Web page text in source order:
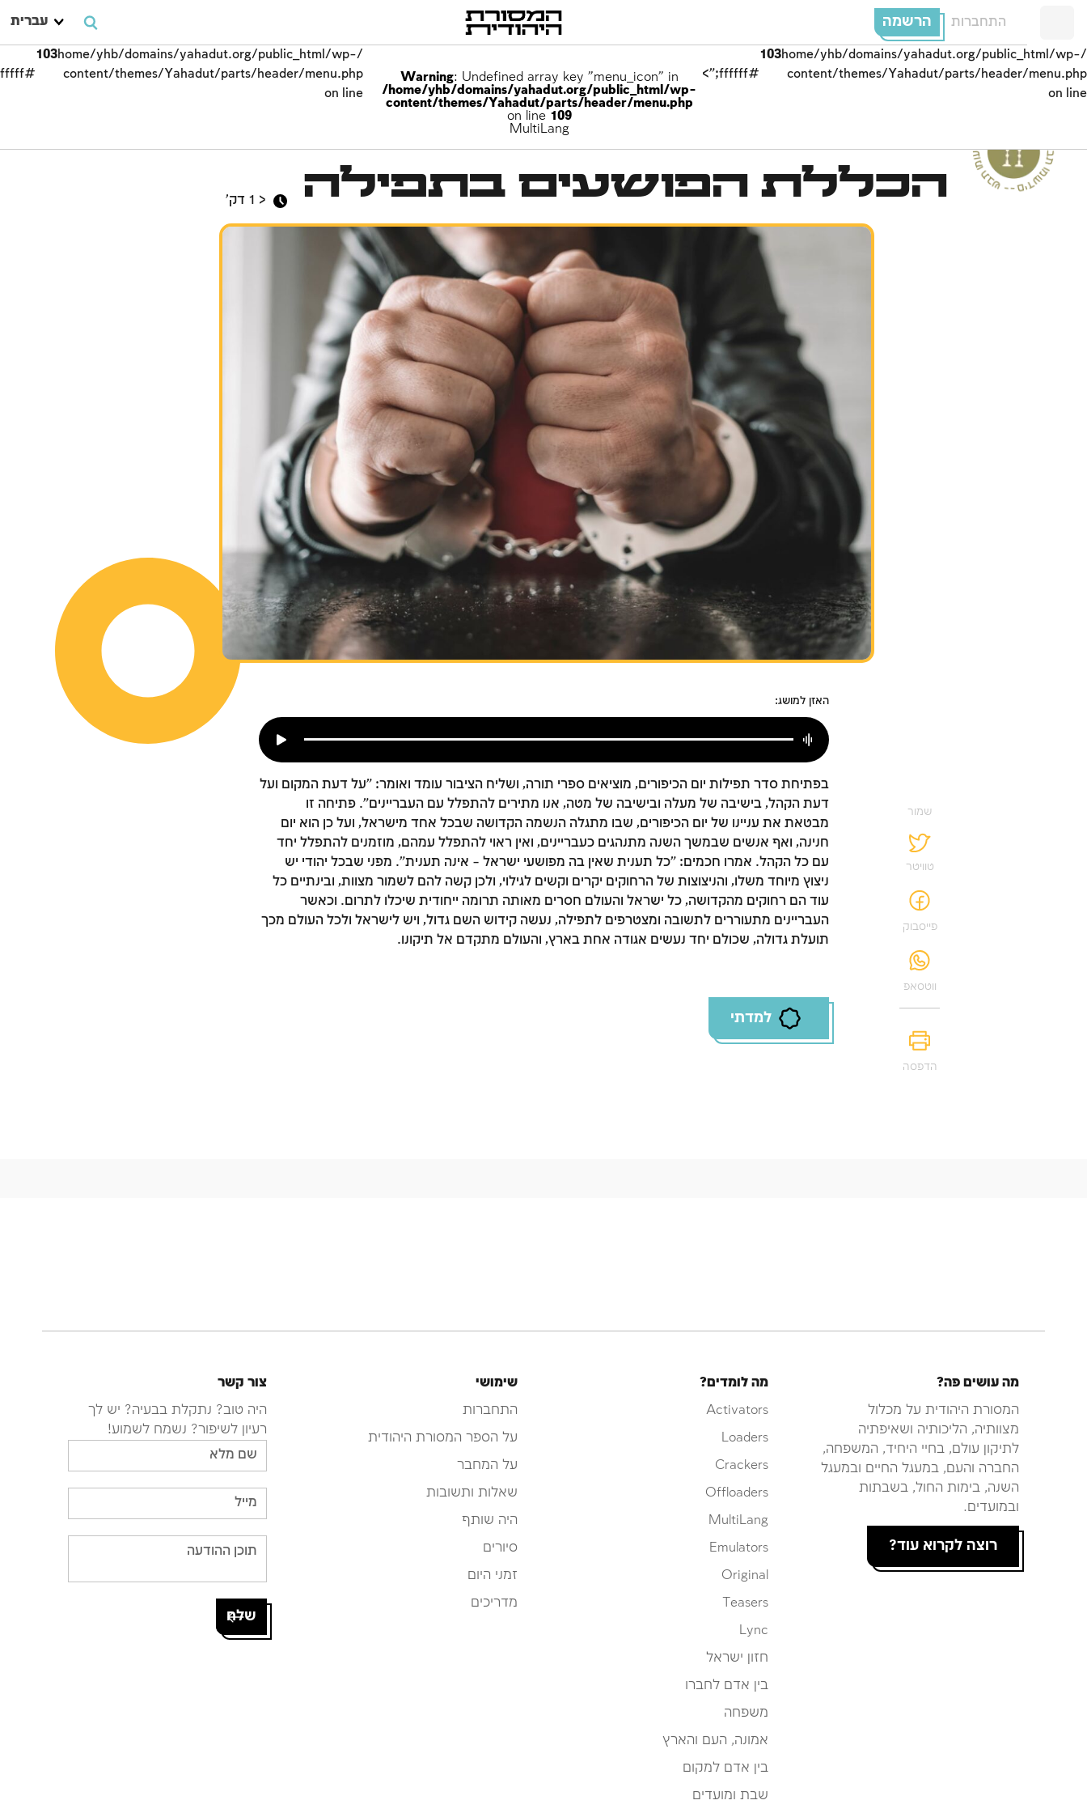
עברית הרשמה התחברות
/home/yhb/domains/yahadut.org/public_html/wp-
content/themes/Yahadut/parts/header/menu.php
on line
103
#ffffff;">
Warning: Undefined array key "menu_icon" in
/home/yhb/domains/yahadut.org/public_html/wp-
content/themes/Yahadut/parts/header/menu.php
on line 109
MultiLang
/home/yhb/domains/yahadut.org/public_html/wp-
content/themes/Yahadut/parts/header/menu.php
on line
103
#ffffff;">
--
ש
ב
ת
ו
מ
ו
ע
ד
י
ם
-
ש
בת ומוע
ד
י
ם
-
ש
ב
ת
ומ
וע
ד
ים הכללת הפושעים בתפילה < 1 דק'
האזן למושג:
שמור
טוויטר
פייסבוק
ווטסאפ
הדפסה
בפתיחת סדר תפילות יום הכיפורים, מוציאים ספרי תורה, ושליח הציבור עומד ואומר: "על דעת המקום ועל
דעת הקהל, בישיבה של מעלה ובישיבה של מטה, אנו מתירים להתפלל עם העבריינים". פתיחה זו
מבטאת את עניינו של יום הכיפורים, שבו מתגלה הנשמה הקדושה שבכל אחד מישראל, ועל כן הוא יום
חנינה, ואף אנשים שבמשך השנה מתנהגים כעבריינים, ואין ראוי להתפלל עמהם, מוזמנים להתפלל יחד
עם כל הקהל. אמרו חכמים: "כל תענית שאין בה מפושעי ישראל – אינה תענית". מפני שבכל יהודי יש
ניצוץ מיוחד משלו, והניצוצות של הרחוקים יקרים וקשים לגילוי, ולכן קשה להם לשמור מצוות, ובינתיים כל
עוד הם רחוקים מהקדושה, כל ישראל והעולם חסרים מאותה תרומה ייחודית שיכלו לתרום. וכאשר
העבריינים מתעוררים לתשובה ומצטרפים לתפילה, נעשה קידוש השם גדול, ויש לישראל ולכל העולם מכך
תועלת גדולה, שכולם יחד נעשים אגודה אחת בארץ, והעולם מתקדם אל תיקונו.
למדתי
זמן להתחבר לחשבון שלך
צור קשר
היה טוב? נתקלת בבעיה? יש לך
רעיון לשיפור? נשמח לשמוע!
שימושי
התחברות
על הספר המסורת היהודית
על המחבר
שאלות ותשובות
היה שותף
סיורים
זמני היום
מדריכים
מה לומדים?
Activators
Loaders
Crackers
Offloaders
MultiLang
Emulators
Original
Teasers
Lync
חזון ישראל
בין אדם לחברו
משפחה
אמונה, העם והארץ
בין אדם למקום
שבת ומועדים
מה עושים פה?
המסורת היהודית על מכלול
מצוותיה, הליכותיה ושאיפתיה
לתיקון עולם, בחיי היחיד, המשפחה,
החברה והעם, במעגל החיים ובמעגל
השנה, בימות החול, בשבתות
ובמועדים.
רוצה לקרוא עוד?